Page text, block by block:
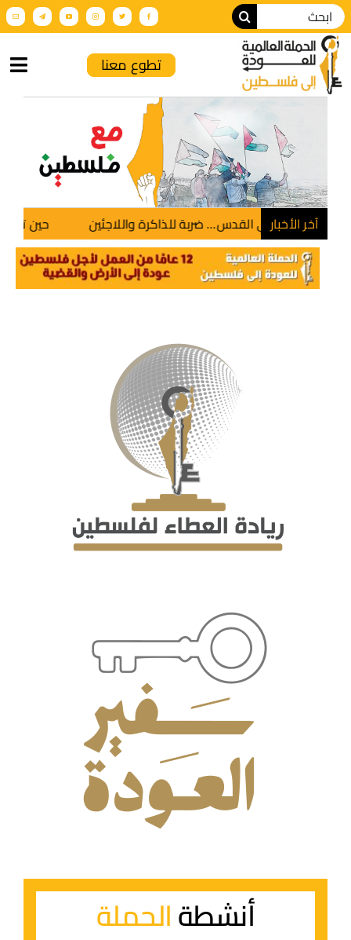
الرئيسية
من نحن
أنشطة الحملة
عن فلسطين
الإنتاج الإعلامي
اتصل بنا
EN
تطوع معنا
آخر الأخبار
في القدس… ضربة للذاكرة واللاجئين حين تنطق الأرض..
أنشطةالحملة